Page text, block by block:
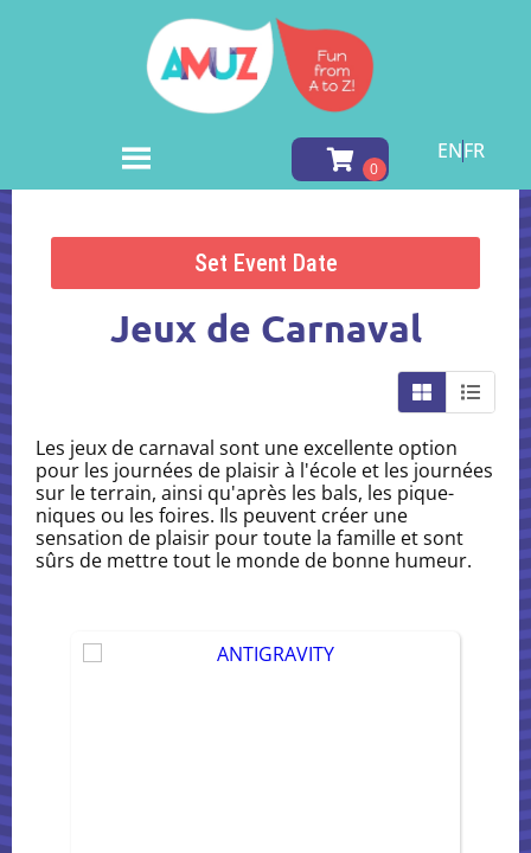
ENFR
Inventory Jeux de Carnaval
Set Event Date
Jeux de Carnaval
Les jeux de carnaval sont une excellente option
pour les journées de plaisir à l'école et les journées
sur le terrain, ainsi qu'après les bals, les pique-
niques ou les foires. Ils peuvent créer une
sensation de plaisir pour toute la famille et sont
sûrs de mettre tout le monde de bonne humeur.